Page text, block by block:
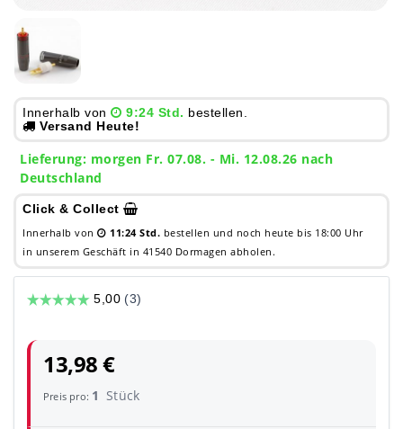
Innerhalb von 9:24 Std. bestellen.
Versand Heute!
Lieferung: morgen Fr. 07.08. - Mi. 12.08.26 nach
Deutschland
Click & Collect
Innerhalb von 11:24 Std. bestellen und noch heute bis 18:00 Uhr
in unserem Geschäft in 41540 Dormagen abholen.
13,98 €
Preis pro: 1 Stück